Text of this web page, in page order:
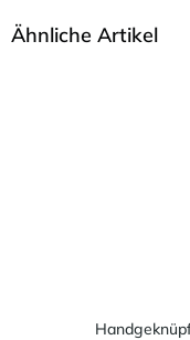
Ähnliche Artikel